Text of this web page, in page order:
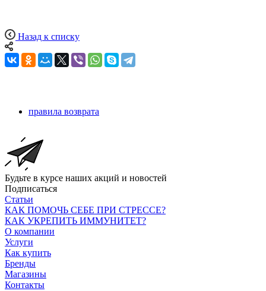
Назад к списку
правила возврата
Будьте в курсе наших акций и новостей
Подписаться
Статьи
КАК ПОМОЧЬ СЕБЕ ПРИ СТРЕССЕ?
КАК УКРЕПИТЬ ИММУНИТЕТ?
О компании
Услуги
Как купить
Бренды
Магазины
Контакты